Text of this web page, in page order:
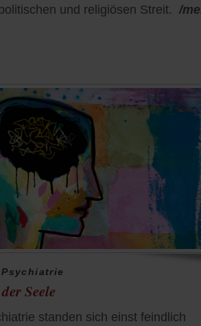
und religiösen Streit. /
Seele
standen sich einst feindlich